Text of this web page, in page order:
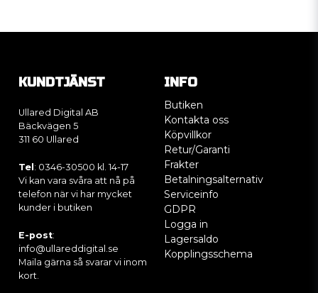
KUNDTJÄNST
Ullared Digital AB
Bäckvägen 5
311 60 Ullared
Tel : 0346-30500 kl. 14-17
Vi kan vara svåra att nå på
telefon när vi har mycket
kunder i butiken
E-post:
info@ullareddigital.se
Maila gärna så svarar vi inom
kort.
INFO
Butiken
Kontakta oss
Köpvillkor
Retur/Garanti
Frakter
Betalningsalternativ
Serviceinfo
GDPR
Logga in
Lagersaldo
Kopplingsschema